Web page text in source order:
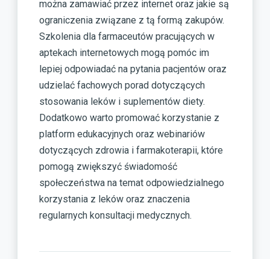
można zamawiać przez internet oraz jakie są
ograniczenia związane z tą formą zakupów.
Szkolenia dla farmaceutów pracujących w
aptekach internetowych mogą pomóc im
lepiej odpowiadać na pytania pacjentów oraz
udzielać fachowych porad dotyczących
stosowania leków i suplementów diety.
Dodatkowo warto promować korzystanie z
platform edukacyjnych oraz webinariów
dotyczących zdrowia i farmakoterapii, które
pomogą zwiększyć świadomość
społeczeństwa na temat odpowiedzialnego
korzystania z leków oraz znaczenia
regularnych konsultacji medycznych.